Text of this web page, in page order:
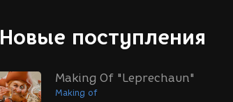
Новые поступления
Making Of "Leprechaun"
Making of